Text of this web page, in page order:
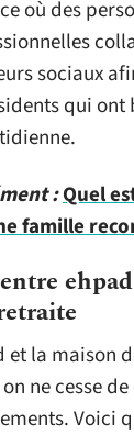
où des
sociaux
qui ont
:Quel
famille
et la maison
ne cesse
Voici